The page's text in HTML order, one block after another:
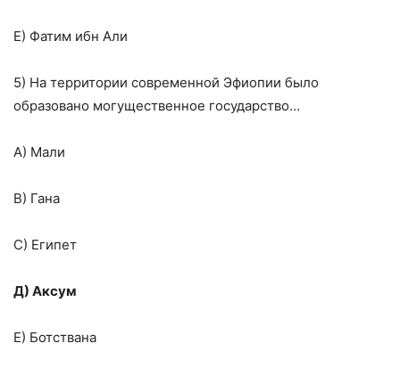
Е) Фатим ибн Али
5) На территории современной Эфиопии было
образовано могущественное государство…
А) Мали
В) Гана
С) Египет
Д) Аксум
Е) Ботствана